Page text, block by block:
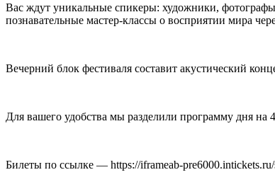
Вас ждут уникальные спикеры: художники,
познавательные мастер-классы о восприятии мира
Вечерний блок фестиваля составит акустический
Для вашего удобства мы разделили программу дня на
Билеты по ссылке — https://iframeab-